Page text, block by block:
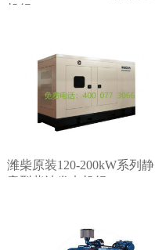
机组
潍柴原装120-200kW系列静
音型柴油发电机组